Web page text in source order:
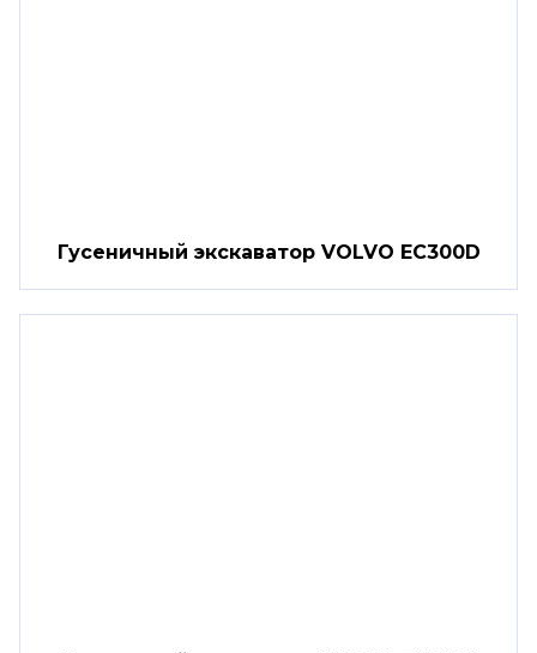
Гусеничный экскаватор VOLVO EC300D